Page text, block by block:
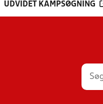
UDVIDET KAMPSØGNING